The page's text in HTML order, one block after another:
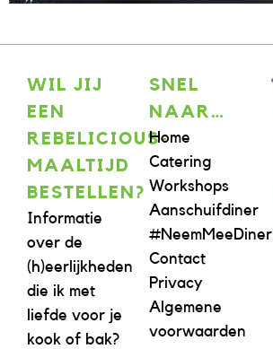
WIL JIJ
EEN
REBELICIOUS-
MAALTIJD
BESTELLEN?
Informatie
over de
(h)eerlijkheden
die ik met
liefde voor je
kook of bak?
SNEL
NAAR…
Home
Catering
Workshops
Aanschuifdiner
#NeemMeeDiner
Contact
Privacy
Algemene
voorwaarden